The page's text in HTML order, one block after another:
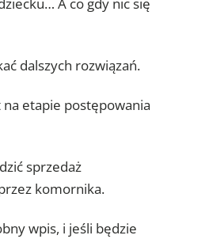
dalszych rozwiązań.
na etapie postępowania
sprzedaż
komornika.
wpis, i jeśli będzie